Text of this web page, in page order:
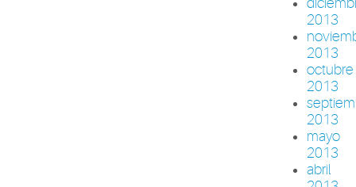
2013
2013
octubre
2013
2013
mayo
2013
abril